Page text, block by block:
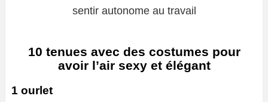
sentir autonome au travail
10 tenues avec des costumes pour
avoir l’air sexy et élégant
1 ourlet